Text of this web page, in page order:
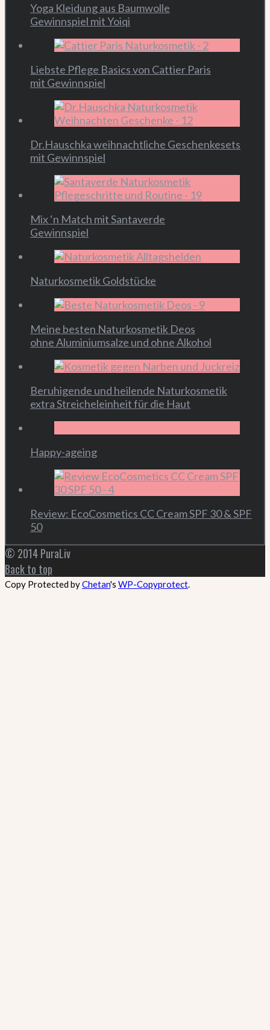
Yoga Kleidung aus Baumwolle
Gewinnspiel mit Yoiqi
Liebste Pflege Basics von Cattier Paris
mit Gewinnspiel
Dr.Hauschka weihnachtliche Geschenkesets
mit Gewinnspiel
Mix ‘n Match mit Santaverde
Gewinnspiel
Naturkosmetik Goldstücke
Meine besten Naturkosmetik Deos
ohne Aluminiumsalze und ohne Alkohol
Beruhigende und heilende Naturkosmetik
extra Streicheleinheit für die Haut
Happy-ageing
Review: EcoCosmetics CC Cream SPF 30 & SPF
50
© 2014 PuraLiv
Back to top
Copy Protected byChetan's WP-Copyprotect.